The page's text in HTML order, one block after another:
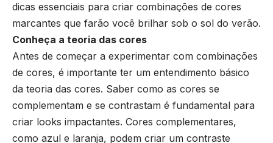
dicas essenciais para criar combinações de cores
marcantes que farão você brilhar sob o sol do verão.
Conheça a teoria das cores
Antes de começar a experimentar com combinações
de cores, é importante ter um entendimento básico
da teoria das cores. Saber como as cores se
complementam e se contrastam é fundamental para
criar looks impactantes. Cores complementares,
como azul e laranja, podem criar um contraste